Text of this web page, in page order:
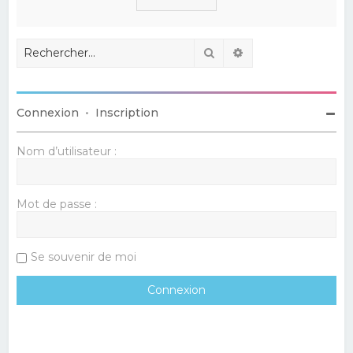
Rechercher
Connexion • Inscription
Nom d’utilisateur :
Mot de passe :
Se souvenir de moi